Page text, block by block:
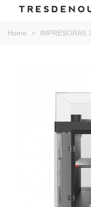
Home > IMPRESORAS